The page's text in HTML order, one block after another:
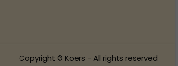
Copyright © Koers - All rights reserved